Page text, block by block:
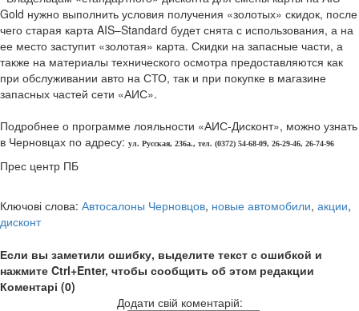
Gold нужно выполнить условия получения «золотых» скидок, после
чего старая карта AIS–Standard будет снята с использования, а на
ее место заступит «золотая» карта. Скидки на запасные части, а
также на материалы технического осмотра предоставляются как
при обслуживании авто на СТО, так и при покупке в магазине
запасных частей сети «АИС».
Подробнее о программе лояльности «АИС-Дисконт», можно узнать
в Черновцах по адресу: ул. Русская, 236а., тел. (0372) 54-68-09, 26-29-46, 26-74-96
Прес центр ПБ
Ключові слова: Автосалоны Черновцов, новые автомобили, акции,
дисконт
Если вы заметили ошибку, выделите текст с ошибкой и
нажмите Ctrl+Enter, чтобы сообщить об этом редакции
Коментарі (0)
Додати свій коментарій: